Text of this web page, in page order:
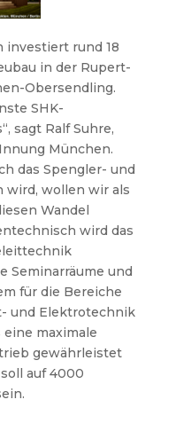
investiert rund 18
in der Rupert-
Obersendling.
SHK-
sagt Ralf Suhre,
München.
das Spengler- und
wird, wollen wir als
Wandel
wird das
Seminarräume und
für die Bereiche
und Elektrotechnik
maximale
gewährleistet
auf 4000